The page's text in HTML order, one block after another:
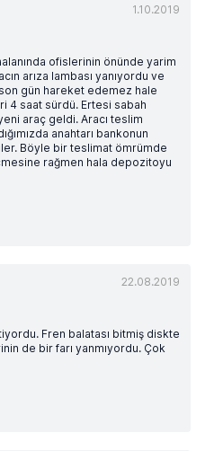
1.10.2019
ofislerinin önünde yarim
arıza lambası yanıyordu ve
gün hareket edemez hale
4 saat sürdü. Ertesi sabah
araç geldi. Aracı teslim
anahtarı bankonun
Böyle bir teslimat ömrümde
rağmen hala depozitoyu
22.08.2019
Fren balatası bitmiş diskte
de bir farı yanmıyordu. Çok